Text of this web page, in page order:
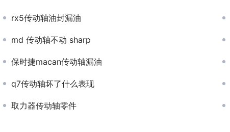
rx5传动轴油封漏油
md 传动轴不动 sharp
保时捷macan传动轴漏油
q7传动轴坏了什么表现
取力器传动轴零件